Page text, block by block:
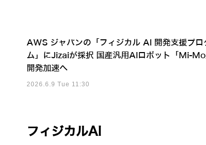
AWS ジャパンの「フィジカル AI 開発支援プロ
ム」にJizaiが採択 国産汎用AIロボット「Mi-
開発加速へ
2026.6.9 Tue 11:30
フィジカルAI